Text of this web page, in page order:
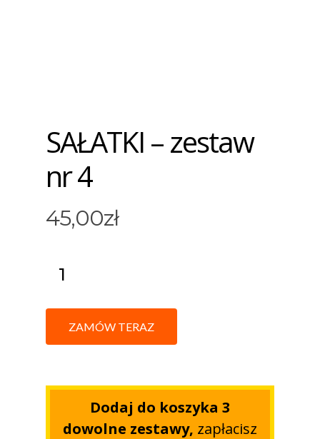
SAŁATKI – zestaw
nr 4
45,00zł
ZAMÓW TERAZ
Dodaj do koszyka 3
dowolne zestawy, zapłacisz